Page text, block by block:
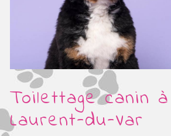
Toilettage canin
Laurent-du-Var